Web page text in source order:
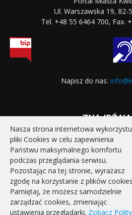
Ul. Warszawska 19, 82-
Tel. +48 55 6464 700, Fax.
Napisz do nas:
ZNAJDŹ
STRONA GŁÓWNA
POLITYKA PRYWATNOŚCI
KONTAKT
Nasza strona internetowa
pliki Cookies w celu zapewnienia
Państwu maksymalnego komfortu
podczas przeglądania serwisu.
Pozostając na tej stronie, wyrażasz
zgodę na korzystanie z plików
Pamiętaj, że możesz samodzielnie
zarządzać cookies, zmieniając
ustawienia przeglądarki. Zobacz